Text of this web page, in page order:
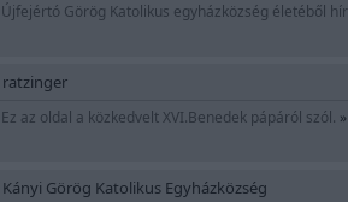
Újfejértó Görög Katolikus egyházközség életéből
ratzinger
Ez az oldal a közkedvelt XVI.Benedek pápáról szól. »
Kányi Görög Katolikus Egyházközség